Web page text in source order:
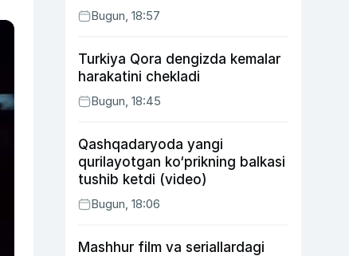
Bugun, 18:57
Turkiya Qora dengizda kemalar
harakatini chekladi
Bugun, 18:45
Qashqadaryoda yangi
qurilayotgan ko‘prikning balkasi
tushib ketdi (video)
Bugun, 18:06
Mashhur film va seriallardagi